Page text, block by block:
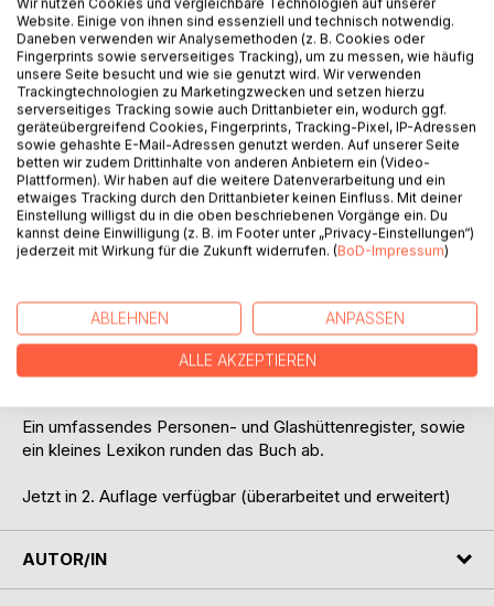
BESCHREIBUNG
Über ein halbes Jahrtausend zählte die Familie
Si(e)gwart(h) zu den bedeutendsten Glasmacherfamilien in
Deutschland und der Schweiz.
Dieses Buch will - basierend auf einer überlieferten Chronik
- ihrer Spur folgen. Es berichtet von der Herkunft der
Familie, von der Entwicklung der einzelnen Glashütten und
den Gebräuchen und der harten Arbeit der Glasmacher.
Ein umfassendes Personen- und Glashüttenregister, sowie
ein kleines Lexikon runden das Buch ab.
Jetzt in 2. Auflage verfügbar (überarbeitet und erweitert)
AUTOR/IN
Website. Einige von ihnen sind essenziell und technisch notwendig.
Daneben verwenden wir Analysemethoden (z. B. Cookies oder
Fingerprints sowie serverseitiges Tracking), um zu messen, wie häufig
unsere Seite besucht und wie sie genutzt wird. Wir verwenden
Trackingtechnologien zu Marketingzwecken und setzen hierzu
serverseitiges Tracking sowie auch Drittanbieter ein, wodurch ggf.
geräteübergreifend Cookies, Fingerprints, Tracking-Pixel, IP-Adressen
sowie gehashte E-Mail-Adressen genutzt werden. Auf unserer Seite
betten wir zudem Drittinhalte von anderen Anbietern ein (Video-
Plattformen). Wir haben auf die weitere Datenverarbeitung und ein
etwaiges Tracking durch den Drittanbieter keinen Einfluss. Mit deiner
Einstellung willigst du in die oben beschriebenen Vorgänge ein. Du
kannst deine Einwilligung (z. B. im Footer unter „Privacy-Einstellungen“)
jederzeit mit Wirkung für die Zukunft widerrufen. (BoD-Impressum)
ABLEHNEN ANPASSEN
ALLE AKZEPTIEREN